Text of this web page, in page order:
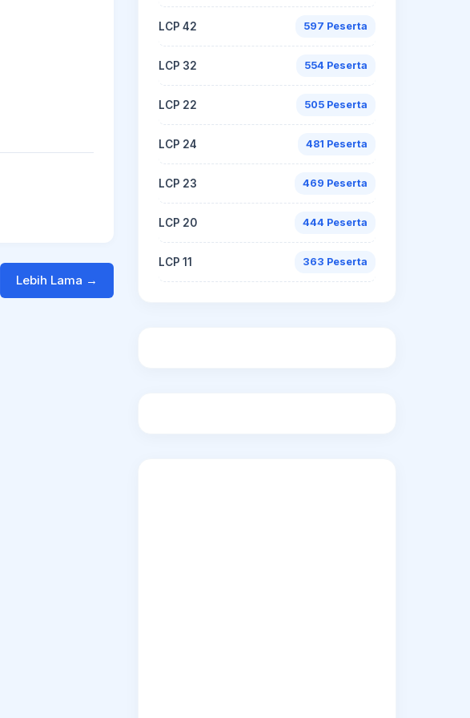
Lebih Lama →
LCP 42 597 Peserta
LCP 32 554 Peserta
LCP 22 505 Peserta
LCP 24 481 Peserta
LCP 23 469 Peserta
LCP 20 444 Peserta
LCP 11 363 Peserta